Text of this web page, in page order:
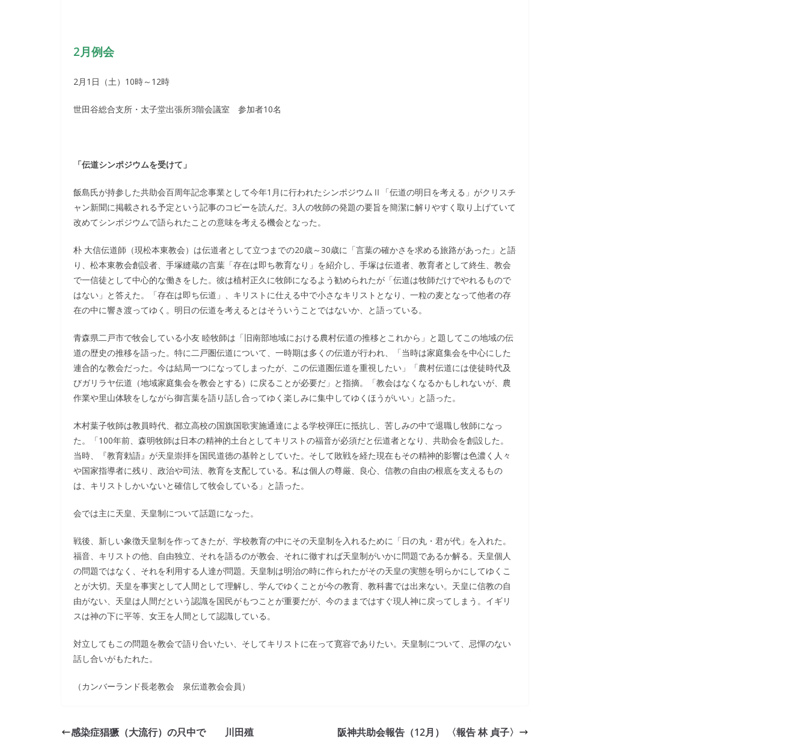
2月例会
2月1日（土）10時～12時
世田谷総合支所・太子堂出張所3階会議室 参加者10名
「伝道シンポジウムを受けて」
飯島氏が持参した共助会百周年記念事業として今年1月に行われたシンポジウムⅡ「伝道の明日を考える」がクリスチ
ャン新聞に掲載される予定という記事のコピーを読んだ。3人の牧師の発題の要旨を簡潔に解りやすく取り上げていて
改めてシンポジウムで語られたことの意味を考える機会となった。
朴 大信伝道師（現松本東教会）は伝道者として立つまでの20歳～30歳に「言葉の確かさを求める旅路があった」と語
り、松本東教会創設者、手塚縫蔵の言葉「存在は即ち教育なり」を紹介し、手塚は伝道者、教育者として終生、教会
で一信徒として中心的な働きをした。彼は植村正久に牧師になるよう勧められたが「伝道は牧師だけでやれるもので
はない」と答えた。「存在は即ち伝道」、キリストに仕える中で小さなキリストとなり、一粒の麦となって他者の存
在の中に響き渡ってゆく。明日の伝道を考えるとはそういうことではないか、と語っている。
青森県二戸市で牧会している小友 睦牧師は「旧南部地域における農村伝道の推移とこれから」と題してこの地域の伝
道の歴史の推移を語った。特に二戸圏伝道について、一時期は多くの伝道が行われ、「当時は家庭集会を中心にした
連合的な教会だった。今は結局一つになってしまったが、この伝道圏伝道を重視したい」「農村伝道には使徒時代及
びガリラヤ伝道（地域家庭集会を教会とする）に戻ることが必要だ」と指摘。「教会はなくなるかもしれないが、農
作業や里山体験をしながら御言葉を語り話し合ってゆく楽しみに集中してゆくほうがいい」と語った。
木村葉子牧師は教員時代、都立高校の国旗国歌実施通達による学校弾圧に抵抗し、苦しみの中で退職し牧師になっ
た。「100年前、森明牧師は日本の精神的土台としてキリストの福音が必須だと伝道者となり、共助会を創設した。
当時、『教育勅語』が天皇崇拝を国民道徳の基幹としていた。そして敗戦を経た現在もその精神的影響は色濃く人々
や国家指導者に残り、政治や司法、教育を支配している。私は個人の尊厳、良心、信教の自由の根底を支えるもの
は、キリストしかいないと確信して牧会している」と語った。
会では主に天皇、天皇制について話題になった。
戦後、新しい象徴天皇制を作ってきたが、学校教育の中にその天皇制を入れるために「日の丸・君が代」を入れた。
福音、キリストの他、自由独立、それを語るのが教会、それに徹すれば天皇制がいかに問題であるか解る。天皇個人
の問題ではなく、それを利用する人達が問題。天皇制は明治の時に作られたがその天皇の実態を明らかにしてゆくこ
とが大切。天皇を事実として人間として理解し、学んでゆくことが今の教育、教科書では出来ない。天皇に信教の自
由がない、天皇は人間だという認識を国民がもつことが重要だが、今のままではすぐ現人神に戻ってしまう。イギリ
スは神の下に平等、女王を人間として認識している。
対立してもこの問題を教会で語り合いたい、そしてキリストに在って寛容でありたい。天皇制について、忌憚のない
話し合いがもたれた。
（カンバーランド長老教会 泉伝道教会会員）
感染症猖獗（大流行）の只中で 川田殖 阪神共助会報告（12月） 〈報告 林 貞子〉